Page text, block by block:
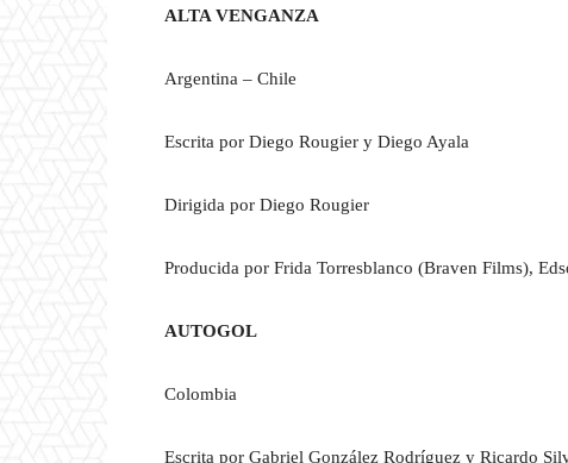
ALTA VENGANZA
Argentina – Chile
Escrita por Diego Rougier y Diego Ayala
Dirigida por Diego Rougier
Producida por Frida Torresblanco (Braven Films),
AUTOGOL
Colombia
Escrita por Gabriel González Rodríguez y Ricardo